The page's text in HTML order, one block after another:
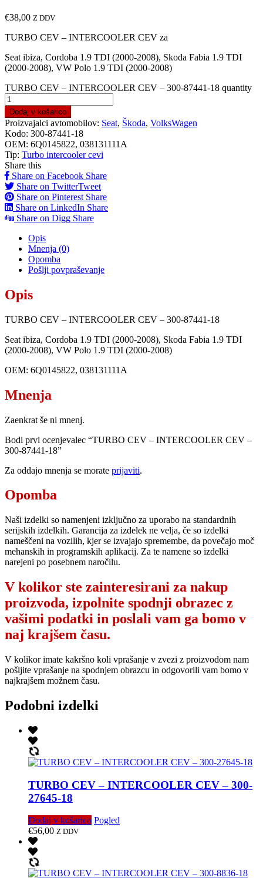
€38,00 Z DDV
TURBO CEV – INTERCOOLER CEV za
Seat ibiza, Cordoba 1.9 TDI (2000-2008), Skoda Fabia 1.9 TDI
(2000-2008), VW Polo 1.9 TDI (2000-2008)
TURBO CEV – INTERCOOLER CEV – 300-87441-18 quantity
Dodaj v košarico
Proizvajalci avtomobilov: Seat, Škoda, VolksWagen
Kodo: 300-87441-18
OEM: 6Q0145822, 038131111A
Tip: Turbo intercooler cevi
Share this
Share on Facebook Share
Share on TwitterTweet
Share on Pinterest Share
Share on LinkedIn Share
Share on Digg Share
Opis
Mnenja (0)
Opomba
Pošlji povpraševanje
Opis
TURBO CEV – INTERCOOLER CEV – 300-87441-18
Seat ibiza, Cordoba 1.9 TDI (2000-2008), Skoda Fabia 1.9 TDI
(2000-2008), VW Polo 1.9 TDI (2000-2008)
OEM: 6Q0145822, 038131111A
Mnenja
Zaenkrat še ni mnenj.
Bodi prvi ocenjevalec “TURBO CEV – INTERCOOLER CEV –
300-87441-18”
Za oddajo mnenja se morate prijaviti.
Opomba
Naši izdelki so namenjeni izključno za uporabo na standardnih
serijskih izdelkih. Garancija za izdelek ne velja, če so izdelki
nameščeni na vozilih, kjer se izvajajo spremembe, da povečajo moč
mehanskih in programskih aplikacij. Za te namene so izdelki
narejeni po posebnem naročilu.
V kolikor ste zainteresirani za nakup
proizvoda, izpolnite spodnji obrazec z
vašimi podatki in poslali vam ga bomo v
naj krajšem času.
V kolikor imate kakršno koli vprašanje v zvezi z proizvodom nam
pošljite vprašanje na spodnjem obrazcu in odgovorili vam bomo v
najkrajšem možnem času.
Podobni izdelki
TURBO CEV – INTERCOOLER CEV – 300-
27645-18
Dodaj v košarico Pogled
€56,00 Z DDV